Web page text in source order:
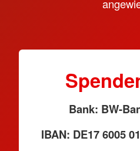
Bank: BW-
IBAN: DE17 6005